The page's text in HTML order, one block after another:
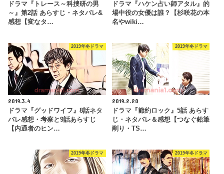
ドラマ『トレース～科捜研の男
～』第2話 あらすじ・ネタバレ&
感想【変なタ…
ドラマ『ハケン占い師アタル』的
場中役の女優は誰？【杉咲花の本
名やwiki…
2019年冬ドラマ
2019.3.4
ドラマ『グッドワイフ』8話ネタ
バレ感想・考察と9話あらすじ
【内通者のヒン…
2019年冬ドラマ
2019.2.20
ドラマ『節約ロック』5話 あらす
じ・ネタバレ＆感想【つなぐ鉛筆
削り・TS…
2019年冬ドラマ 2019年冬ドラマ